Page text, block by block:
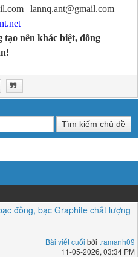
| lannq.ant@gmail.com
nên khác biệt, đồng
đồng, bạc Graphite chất lượng
Bài viết cuối bởi tramanh09
11-05-2026, 03:34 PM